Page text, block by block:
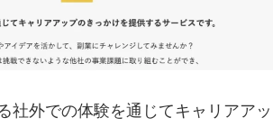
社外での体験を通じてキャリアア